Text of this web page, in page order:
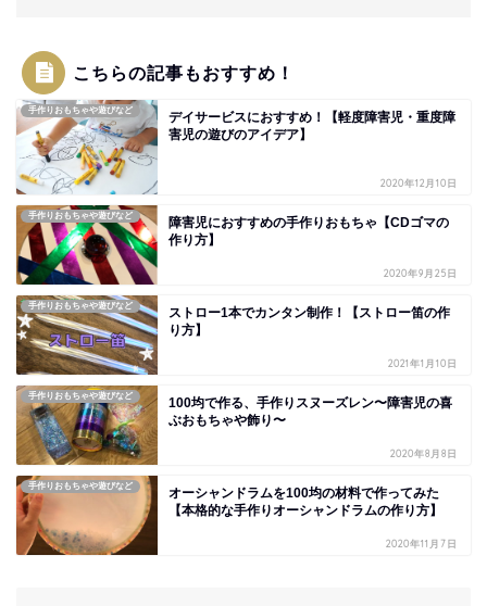
こちらの記事もおすすめ！
手作りおもちゃや遊びなど
デイサービスにおすすめ！【軽度障害児・重度障
害児の遊びのアイデア】
2020年12月10日
手作りおもちゃや遊びなど
障害児におすすめの手作りおもちゃ【CDゴマの
作り方】
2020年9月25日
手作りおもちゃや遊びなど
ストロー1本でカンタン制作！【ストロー笛の作
り方】
2021年1月10日
手作りおもちゃや遊びなど
100均で作る、手作りスヌーズレン〜障害児の喜
ぶおもちゃや飾り〜
2020年8月8日
手作りおもちゃや遊びなど
オーシャンドラムを100均の材料で作ってみた
【本格的な手作りオーシャンドラムの作り方】
2020年11月7日